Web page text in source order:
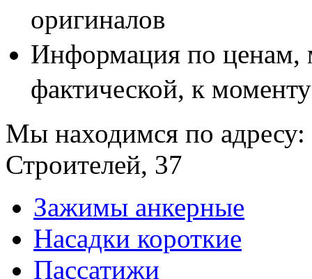
оригиналов
Информация по ценам,
фактической, к
Мы находимся по адресу:
Строителей, 37
Зажимы анкерные
Насадки короткие
Пассатижи